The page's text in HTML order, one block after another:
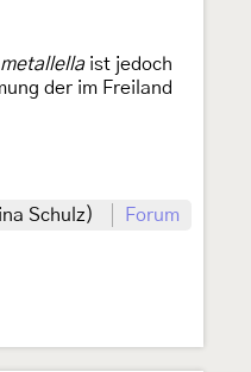
ist jedoch
der im Freiland
Schulz) Forum